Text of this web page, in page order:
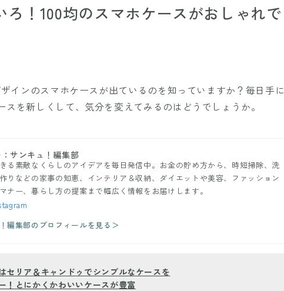
ろ！100均のスマホケースがおしゃれで
インのスマホケースが出ているのを知っていますか？毎日手に
を新しくして、気分を変えてみるのはどうでしょうか。
サンキュ！編集部
る素敵なくらしのアイデアを毎日発信中。お金の貯め方から、時短掃除、洗
りなどの家事の知恵、インテリア＆収納、ダイエットや美容、ファッション
ナー、暮らし方の提案まで幅広く情報をお届けします。
編集部のプロフィールを見る＞
セリア＆キャンドゥでシンプルなケースを
！とにかくかわいいケースが豊富